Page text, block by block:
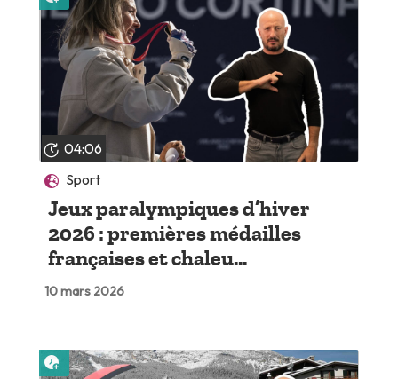
04:06
Sport
Jeux paralympiques d’hiver
2026 : premières médailles
françaises et chaleu...
10 mars 2026
Lire plus tard